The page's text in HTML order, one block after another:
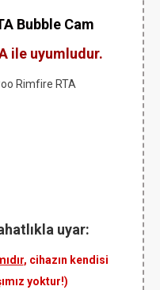
Bubble Cam
ile uyumludur.
Rimfire RTA
uyar:
, cihazın kendisi
yoktur!)